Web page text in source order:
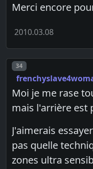
Merci encore
2010.03.08
Post number
34
Moi je me rase
mais l'arrière est
J'aimerais
pas quelle
zones ultra